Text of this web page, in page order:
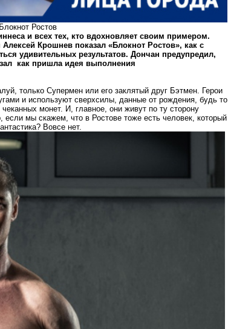
Ростов
и всех тех, кто вдохновляет своим примером.
Крошнев показал «Блокнот Ростов», как с
удивительных результатов. Дончан предупредил,
как пришла идея выполнения
только Супермен или его заклятый друг Бэтмен. Герои
и используют сверхсилы, данные от рождения, будь то
монет. И, главное, они живут по ту сторону
если мы скажем, что в Ростове тоже есть человек, который
Вовсе нет.